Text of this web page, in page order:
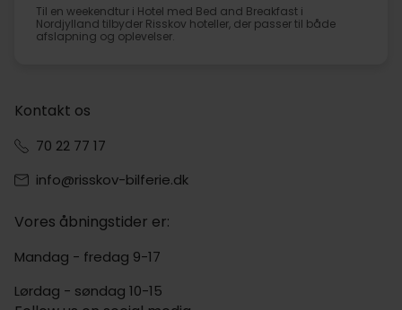
Til en weekendtur i Hotel med Bed and Breakfast i
Nordjylland tilbyder Risskov hoteller, der passer til både
afslapning og oplevelser.
Kontakt os
70 22 77 17
info@risskov-bilferie.dk
Vores åbningstider er:
Mandag - fredag 9-17
Lørdag - søndag 10-15